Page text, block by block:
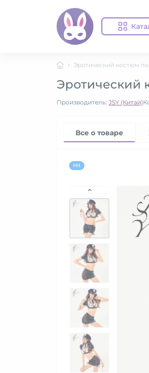
Эротический костюм
Эротический
Производитель: JSY (Китай)
Все о товаре
Hit